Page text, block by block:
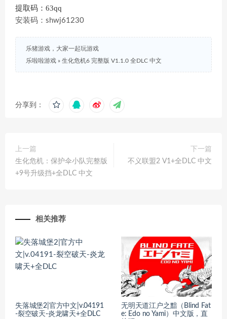
提取码：63qq
安装码：shwj61230
乐猪游戏，大家一起玩游戏
乐啦啦游戏 » 生化危机6 完整版 V1.1.0 全DLC 中文
分享到：
上一篇
生化危机：保护伞小队完整版
+9号升级挡+全DLC 中文
下一篇
不义联盟2 V1+全DLC 中文
相关推荐
失落城堡2|官方中文|v.04191
-裂空破天-炎龙啸天+全DLC
无明天道江户之黯（Blind Fat
e: Edo no Yami）中文版，直